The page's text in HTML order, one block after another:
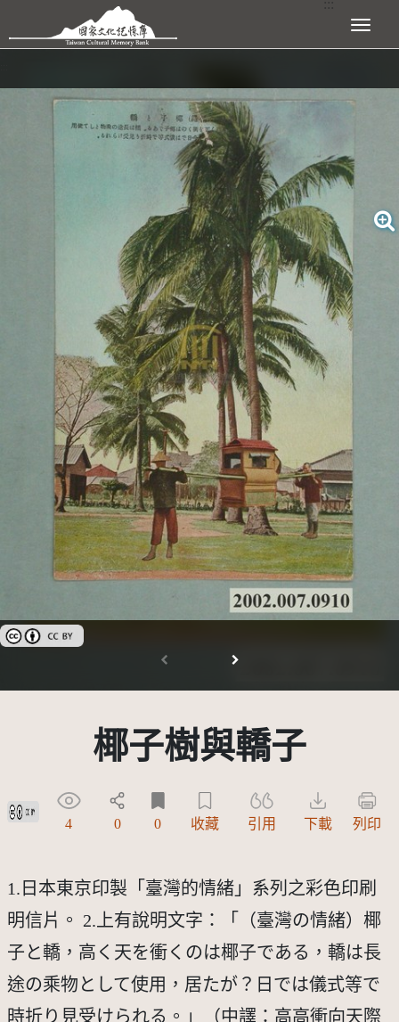
跳到主要內容區塊 展開選單
創用CC姓名標示 3.0 台灣及其後版本(CC BY 3.0 TW +)
椰子樹與轎子
創用CC姓名標示 3.0 台灣及其後版本(CC BY 3.0 TW +)
4 0 0 收藏 引用 下載 列印
1.日本東京印製「臺灣的情緒」系列之彩色印刷
明信片。 2.上有說明文字：「（臺灣の情緒）椰
子と轎，高く天を衝くのは椰子である，轎は長
途の乘物として使用，居たが？日では儀式等で
時折り見受けられる。」（中譯：高高衝向天際